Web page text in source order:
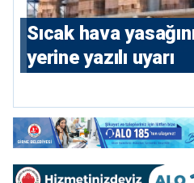
Sıcak hava
yerine yazılı uyarı